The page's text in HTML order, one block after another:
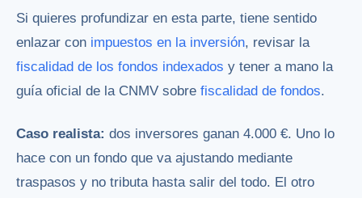
Si quieres profundizar en esta parte, tiene sentido
enlazar con impuestos en la inversión, revisar la
fiscalidad de los fondos indexados y tener a mano la
guía oficial de la CNMV sobre fiscalidad de fondos.
Caso realista: dos inversores ganan 4.000 €. Uno lo
hace con un fondo que va ajustando mediante
traspasos y no tributa hasta salir del todo. El otro